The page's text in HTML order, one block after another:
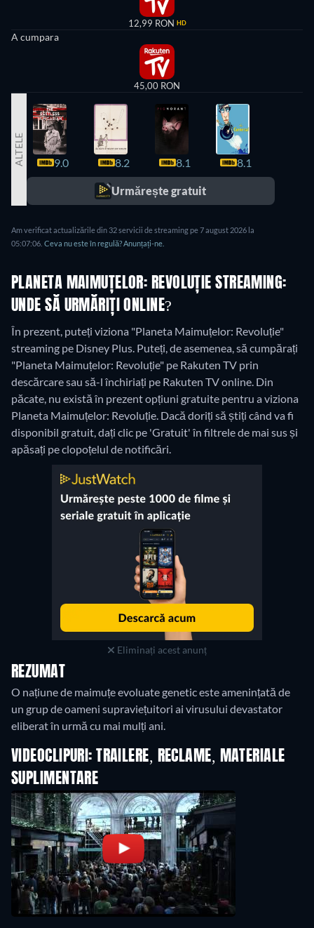
12,99 RON HD
A cumpara
45,00 RON
ALTELE 9.0 8.2 8.1 8.1
Urmărește gratuit
Am verificat actualizările din 32 servicii de streaming pe 7 august 2026 la
05:07:06. Ceva nu este în regulă? Anunțați-ne.
PLANETA MAIMUȚELOR: REVOLUȚIE STREAMING:
UNDE SĂ URMĂRIȚI ONLINE?
În prezent, puteți viziona "Planeta Maimuțelor: Revoluție"
streaming pe Disney Plus. Puteți, de asemenea, să cumpărați
"Planeta Maimuțelor: Revoluție" pe Rakuten TV prin
descărcare sau să-l închiriați pe Rakuten TV online. Din
păcate, nu există în prezent opțiuni gratuite pentru a viziona
Planeta Maimuțelor: Revoluție. Dacă doriți să știți când va fi
disponibil gratuit, dați clic pe 'Gratuit' în filtrele de mai sus și
apăsați pe clopoțelul de notificări.
Eliminați acest anunț
REZUMAT
O națiune de maimuțe evoluate genetic este amenințată de
un grup de oameni supraviețuitori ai virusului devastator
eliberat în urmă cu mai mulți ani.
VIDEOCLIPURI: TRAILERE, RECLAME, MATERIALE
SUPLIMENTARE